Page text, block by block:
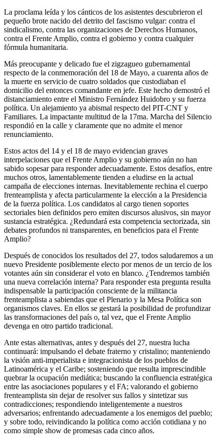
La proclama leída y los cánticos de los asistentes descubrieron el
pequeño brote nacido del detrito del fascismo vulgar: contra el
sindicalismo, contra las organizaciones de Derechos Humanos,
contra el Frente Amplio, contra el gobierno y contra cualquier
fórmula humanitaria.
Más preocupante y delicado fue el zigzagueo gubernamental
respecto de la conmemoración del 18 de Mayo, a cuarenta años de
la muerte en servicio de cuatro soldados que custodiaban el
domicilio del entonces comandante en jefe. Este hecho demostró el
distanciamiento entre el Ministro Fernández Huidobro y su fuerza
política. Un alejamiento ya abismal respecto del PIT-CNT y
Familiares. La impactante multitud de la 17ma. Marcha del Silencio
respondió en la calle y claramente que no admite el menor
renunciamiento.
Estos actos del 14 y el 18 de mayo evidencian graves
interpelaciones que el Frente Amplio y su gobierno aún no han
sabido sopesar para responder adecuadamente. Estos desafíos, entre
muchos otros, lamentablemente tienden a eludirse en la actual
campaña de elecciones internas. Inevitablemente rechina el cuerpo
frenteamplista y afecta particularmente la elección a la Presidencia
de la fuerza política. Los candidatos al cargo tienen soportes
sectoriales bien definidos pero emiten discursos alusivos, sin mayor
sustancia estratégica. ¿Redundará esta competencia sectorizada, sin
debates profundos ni transparentes, en beneficios para el Frente
Amplio?
Después de conocidos los resultados del 27, todos saludaremos a un
nuevo Presidente posiblemente electo por menos de un tercio de los
votantes aún sin considerar el voto en blanco. ¿Tendremos también
una nueva correlación interna? Para responder esta pregunta resulta
indispensable la participación consciente de la militancia
frenteamplista a sabiendas que el Plenario y la Mesa Política son
organismos claves. En ellos se gestará la posibilidad de profundizar
las transformaciones del país o, tal vez, que el Frente Amplio
devenga en otro partido tradicional.
Ante estas alternativas, antes y después del 27, nuestra lucha
continuará: impulsando el debate fraterno y cristalino; manteniendo
la visión anti-imperialista e integracionista de los pueblos de
Latinoamérica y el Caribe; sosteniendo que resulta imprescindible
quebrar la ocupación mediática; buscando la confluencia estratégica
entre las asociaciones populares y el FA; valorando el gobierno
frenteamplista sin dejar de resolver sus fallos y sintetizar sus
contradicciones; respondiendo inteligentemente a nuestros
adversarios; enfrentando adecuadamente a los enemigos del pueblo;
y sobre todo, reivindicando la política como acción cotidiana y no
como simple show de promesas cada cinco años.